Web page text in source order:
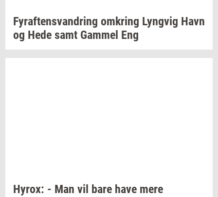
Fyraf­tensvan­dring om­kring Lyng­vig Havn
og Hede samt Gam­mel Eng
Hyrox: - Man vil bare have mere